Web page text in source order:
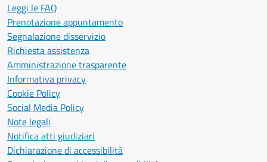
Leggi le FAQ
Prenotazione appuntamento
Segnalazione disservizio
Richiesta assistenza
Amministrazione trasparente
Informativa privacy
Cookie Policy
Social Media Policy
Note legali
Notifica atti giudiziari
Dichiarazione di accessibilità